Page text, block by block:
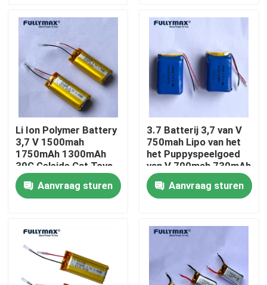
Over ons
Fabrieksreis
Kwaliteitscontrole
Contacteer ons
nieuws
UAV Hommelbatterij
Commerciële Hommelbatterij
Li Ion Polymer Battery
3,7 V 1500mah
1750mAh 1300mAh
30C Geleide Cat Toys
Lipo Battery 3,7 V
1500mahAanvraag sturen
3.7 Batterij 3,7 van V
750mah Lipo van het
het Puppyspeelgoed
van V 700mah 730mAh
4.2V 4.35V 4.4V het
Pak van de het
Lithiumbatterij
Aanvraag sturen